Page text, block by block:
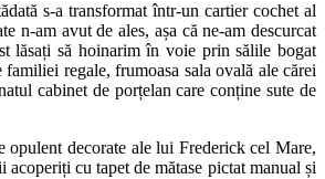
s-a transformat într-un cartier cochet al
n-am avut de ales, așa că ne-am descurcat
lăsați să hoinarim în voie prin sălile bogat
regale, frumoasa sala ovală ale cărei
cabinet de porțelan care conține sute de
opulent decorate ale lui Frederick cel Mare,
cu tapet de mătase pictat manual și